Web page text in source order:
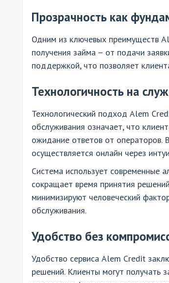
Прозрачность как
Одним из ключевых преимуществ
получения займа – от подачи
поддержкой, что позволяет
Технологичность на
Технологический подход Alem
обслуживания означает, что
ожидание ответов от операторов.
осуществляется онлайн через
Система использует современные
сокращает время принятия
минимизируют человеческий
обслуживания.
Удобство без
Удобство сервиса Alem Credit
решений. Клиенты могут получать